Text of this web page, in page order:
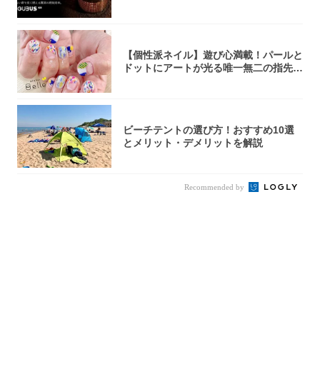
【個性派ネイル】遊び心満載！パールと
ドットにアートが光る唯一無二の指先が
ビーチテントの選び方！おすすめ10選
とメリット・デメリットを解説
Recommended by